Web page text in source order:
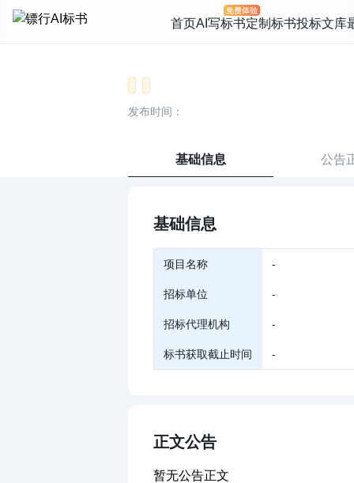
首页AI写标书定制标书投标文库
发布时间：
基础信息 公告
基础信息
项目名称 -
招标单位 -
招标代理机构 -
标书获取截止时间 -
正文公告
暂无公告正文